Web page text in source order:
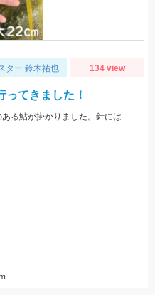
ター 鈴木祐也 134 view
てきました！
掛かる鮎は大きく、最大22ｃｍの体高のある鮎が掛かりました。針にはオーナー秀尖7.0号を使用。